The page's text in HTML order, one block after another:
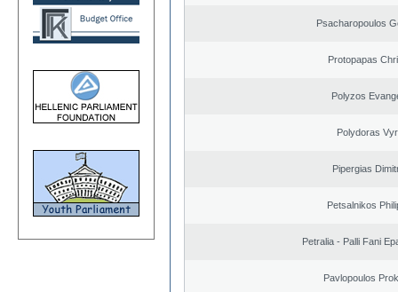
Psacharopoulos
Protopapas
Polyzos
Polydoras
Pipergias
Petsalnikos
Petralia - Palli Fani
Pavlopoulos